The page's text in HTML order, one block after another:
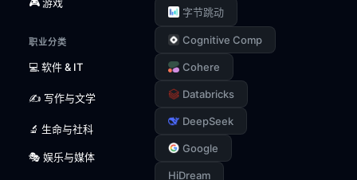
职业分类
💻 软件 & IT
✍️ 写作与文学
🔬 生命与社科
🎭 娱乐与媒体
字节跳动
Cognitive Comp
Cohere
Databricks
DeepSeek
Google
HiDream